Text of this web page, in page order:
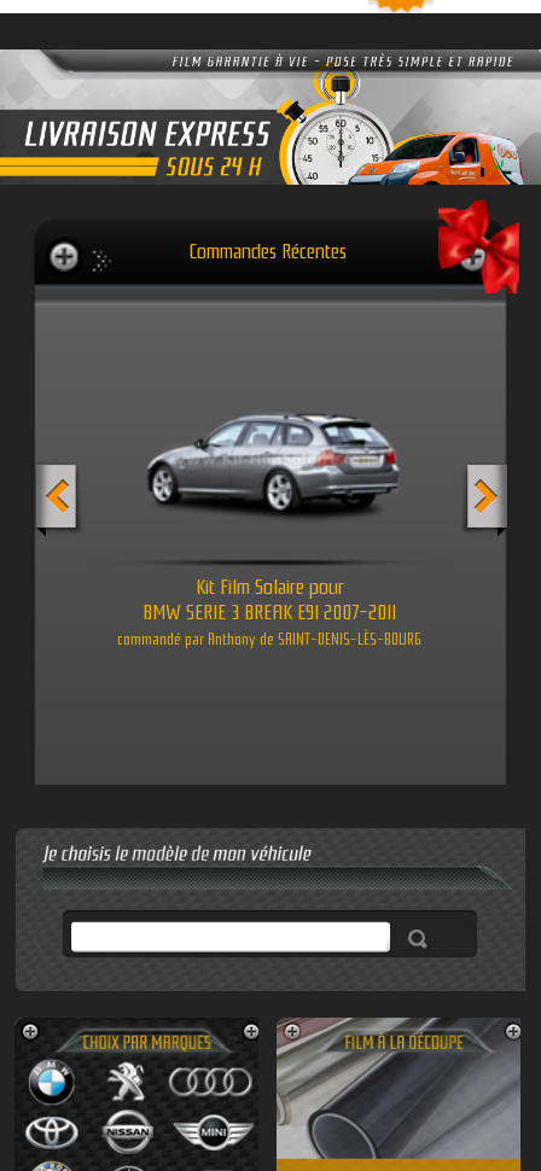
Commandes Récentes
Kit Film Solaire pour
BMW SERIE 3 BREAK E91 2007-2011
commandé par Anthony de SAINT-DENIS-LÈS-BOURG
Kit Film Solaire pour
MERCEDES SPRINTER 2007-ACTUEL